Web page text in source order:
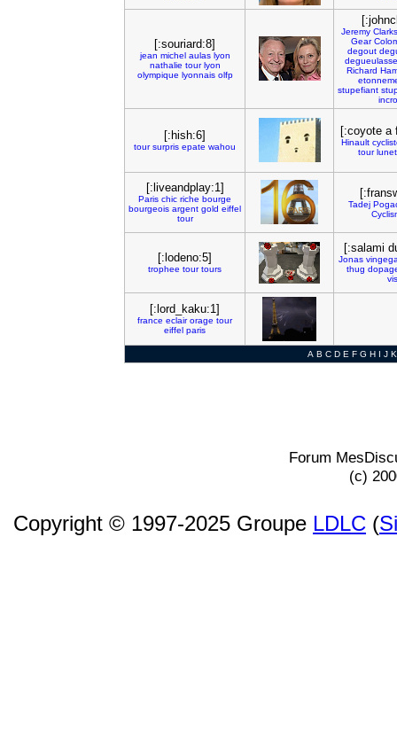
[:souriard:8]
jean michel aulas lyon
nathalie tour lyon
olympique lyonnais olfp
Jeremy
Gear
degout
degueulasse
Richard
stupefiant
[:hish:6]
tour surpris epate wahou
[:coyote a
Hinault
tour
[:liveandplay:1]
Paris chic riche bourge
bourgeois argent gold eiffel
tour
Tadej
[:lodeno:5]
trophee tour tours
[:salami
Jonas
thug
[:lord_kaku:1]
france eclair orage tour
eiffel paris
A B C D E F G H I J K
Forum
(c)
Copyright © 1997-2025 Groupe LDLC (